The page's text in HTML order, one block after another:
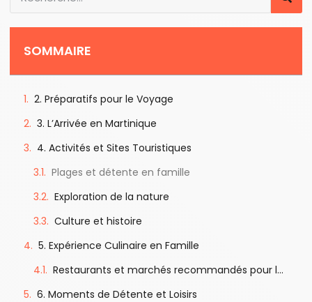
SOMMAIRE
2. Préparatifs pour le Voyage
3. L’Arrivée en Martinique
4. Activités et Sites Touristiques
Plages et détente en famille
Exploration de la nature
Culture et histoire
5. Expérience Culinaire en Famille
Restaurants et marchés recommandés pour les familles
6. Moments de Détente et Loisirs